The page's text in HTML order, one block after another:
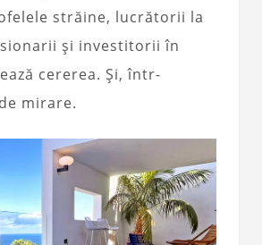
străine, lucrătorii la
și investitorii în
cererea. Și, într-
mirare.